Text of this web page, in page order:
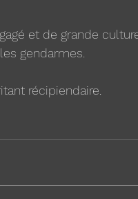
et de grande
gendarmes.
récipiendaire.